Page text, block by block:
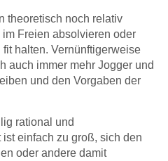
theoretisch noch relativ
Freien absolvieren oder
halten. Vernünftigerweise
auch immer mehr Jogger und
und den Vorgaben der
rational und
einfach zu groß, sich den
oder andere damit